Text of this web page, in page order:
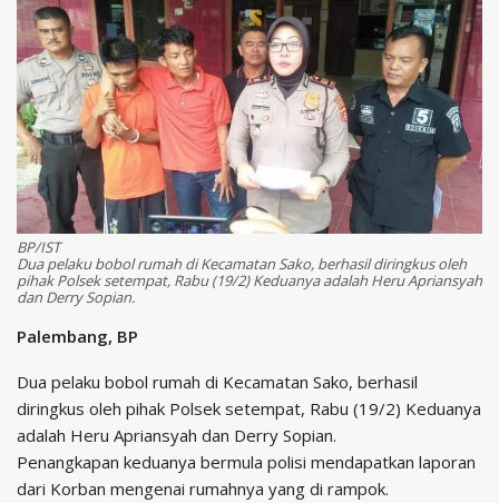
BP/IST
Dua pelaku bobol rumah di Kecamatan Sako, berhasil diringkus oleh
pihak Polsek setempat, Rabu (19/2) Keduanya adalah Heru Apriansyah
dan Derry Sopian.
Palembang, BP
Dua pelaku bobol rumah di Kecamatan Sako, berhasil
diringkus oleh pihak Polsek setempat, Rabu (19/2) Keduanya
adalah Heru Apriansyah dan Derry Sopian.
Penangkapan keduanya bermula polisi mendapatkan laporan
dari Korban mengenai rumahnya yang di rampok.